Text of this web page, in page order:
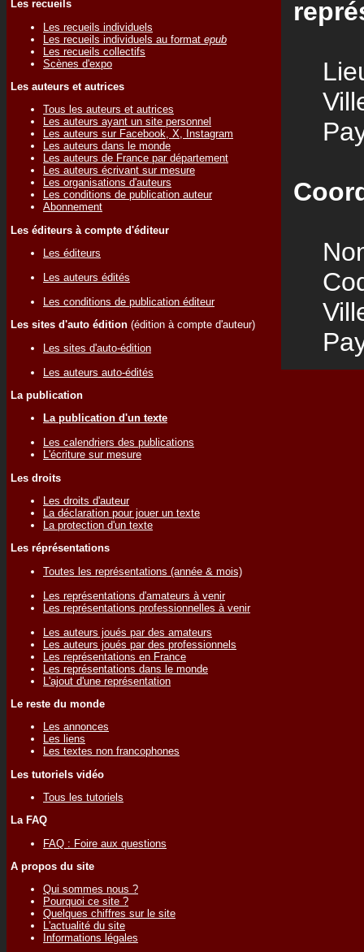
Les recueils
Les recueils individuels
Les recueils individuels au format epub
Les recueils collectifs
Scènes d'expo
Les auteurs et autrices
Tous les auteurs et autrices
Les auteurs ayant un site personnel
Les auteurs sur Facebook, X, Instagram
Les auteurs dans le monde
Les auteurs de France par département
Les auteurs écrivant sur mesure
Les organisations d'auteurs
Les conditions de publication auteur
Abonnement
Les éditeurs à compte d'éditeur
Les éditeurs
Les auteurs édités
Les conditions de publication éditeur
Les sites d'auto édition (édition à compte d'auteur)
Les sites d'auto-édition
Les auteurs auto-édités
La publication
La publication d'un texte
Les calendriers des publications
L'écriture sur mesure
Les droits
Les droits d'auteur
La déclaration pour jouer un texte
La protection d'un texte
Les réprésentations
Toutes les représentations (année & mois)
Les représentations d'amateurs à venir
Les représentations professionnelles à venir
Les auteurs joués par des amateurs
Les auteurs joués par des professionnels
Les représentations en France
Les représentations dans le monde
L'ajout d'une représentation
Le reste du monde
Les annonces
Les liens
Les textes non francophones
Les tutoriels vidéo
Tous les tutoriels
La FAQ
FAQ : Foire aux questions
A propos du site
Qui sommes nous ?
Pourquoi ce site ?
Quelques chiffres sur le site
L'actualité du site
Informations légales